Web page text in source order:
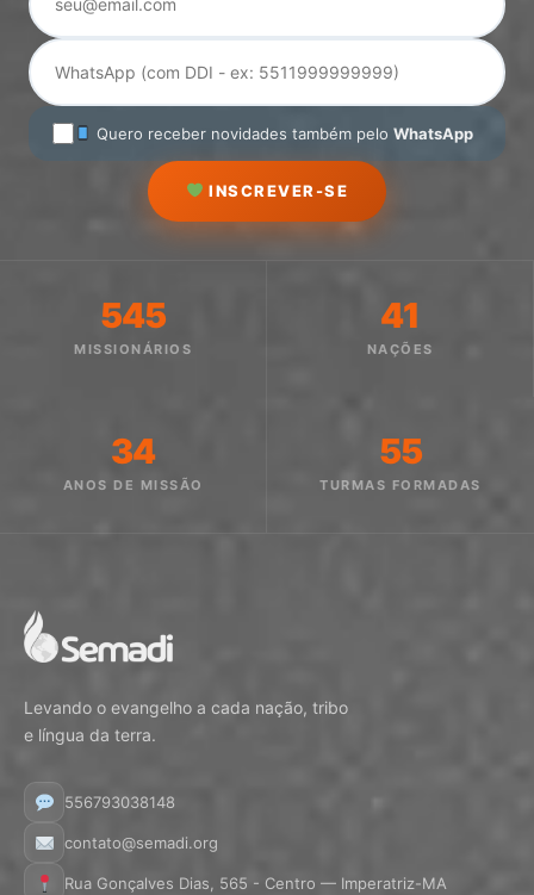
Quero receber novidades também pelo WhatsApp
INSCREVER-SE
545
MISSIONÁRIOS
41
NAÇÕES
34
ANOS DE MISSÃO
55
TURMAS FORMADAS
Levando o evangelho a cada nação, tribo
e língua da terra.
556793038148
contato@semadi.org
Rua Gonçalves Dias, 565 - Centro — Imperatriz-MA